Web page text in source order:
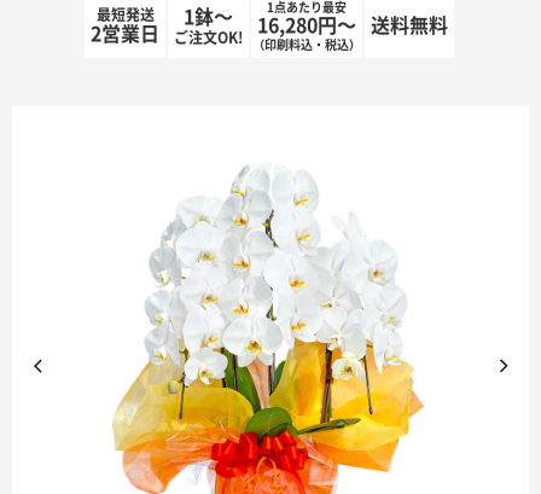
商品カテゴリーから探す
ターゲットから探す
最短発送
2営業日
1鉢〜
ご注文OK!
1点あたり最安
16,280円〜
（印刷料込・税込）
送料無料